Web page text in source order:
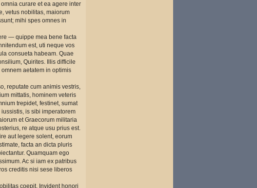
curare et ea agere inter
vetus nobilitas, maiorum
mihi spes omnes in
— quippe mea bene facta
est, uti neque vos
consueta habeam. Quae
Quirites. Illis difficile
aetatem in optimis
reputate cum animis vestris,
mittatis, hominem veteris
trepidet, festinet, sumat
is sibi imperatorem
et Graecorum militaria
re atque usu prius est.
aut legere solent, eorum
facta an dicta pluris
Quamquam ego
Ac si iam ex patribus
creditis nisi sese liberos
coepit. Invident honori